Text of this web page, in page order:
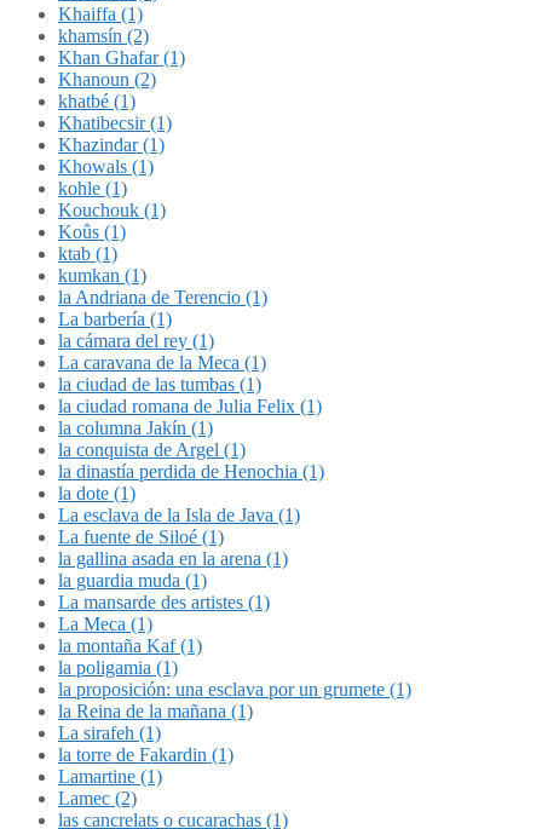
Khaiffa (1)
khamsín (2)
Khan Ghafar (1)
Khanoun (2)
khatbé (1)
Khatibecsir (1)
Khazindar (1)
Khowals (1)
kohle (1)
Kouchouk (1)
Koûs (1)
ktab (1)
kumkan (1)
la Andriana de Terencio (1)
La barbería (1)
la cámara del rey (1)
La caravana de la Meca (1)
la ciudad de las tumbas (1)
la ciudad romana de Julia Felix (1)
la columna Jakín (1)
la conquista de Argel (1)
la dinastía perdida de Henochia (1)
la dote (1)
La esclava de la Isla de Java (1)
La fuente de Siloé (1)
la gallina asada en la arena (1)
la guardia muda (1)
La mansarde des artistes (1)
La Meca (1)
la montaña Kaf (1)
la poligamia (1)
la proposición: una esclava por un grumete (1)
la Reina de la mañana (1)
La sirafeh (1)
la torre de Fakardin (1)
Lamartine (1)
Lamec (2)
las cancrelats o cucarachas (1)